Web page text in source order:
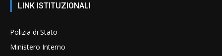
LINK ISTITUZIONALI
Polizia di Stato
Ministero Interno